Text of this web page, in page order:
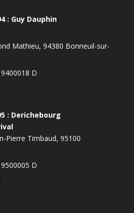
: Guy Dauphin
Mathieu, 94380 Bonneuil-sur-
9400018 D
: Derichebourg
Pierre Timbaud, 95100
9500005 D